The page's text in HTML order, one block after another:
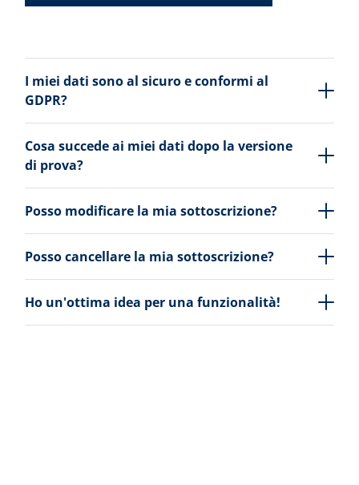
I miei dati sono al sicuro e conformi al
GDPR?
Cosa succede ai miei dati dopo la versione
di prova?
Posso modificare la mia sottoscrizione?
Posso cancellare la mia sottoscrizione?
Ho un'ottima idea per una funzionalità!